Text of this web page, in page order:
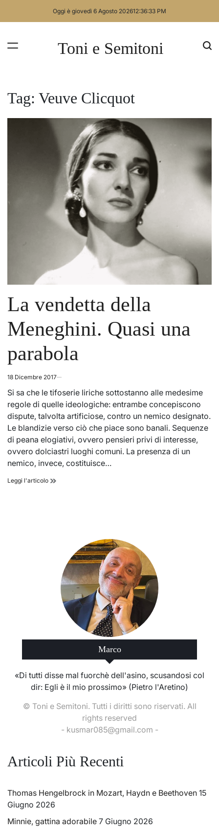
Oggi è giovedì 6 Agosto 202612:36:33 PM
Toni e Semitoni
Tag: Veuve Clicquot
La vendetta della
Meneghini. Quasi una
parabola
18 Dicembre 2017
Si sa che le tifoserie liriche sottostanno alle medesime
regole di quelle ideologiche: entrambe concepiscono
dispute, talvolta artificiose, contro un nemico designato.
Le blandizie verso ciò che piace sono banali. Sequenze
di peana elogiativi, ovvero pensieri privi di interesse,
ovvero dolciastri luoghi comuni. La presenza di un
nemico, invece, costituisce…
Leggi l'articolo La
Marco
«Di tutti disse mal fuorchè dell'asino, scusandosi col
dir: Egli è il mio prossimo» (Pietro l'Aretino)
© Toni e Semitoni. Tutti i diritti sono riservati. All
rights reserved
- kusmar085@gmail.com -
Articoli Più Recenti
Thomas Hengelbrock in Mozart, Haydn e Beethoven 15
Giugno 2026
Minnie, gattina adorabile 7 Giugno 2026